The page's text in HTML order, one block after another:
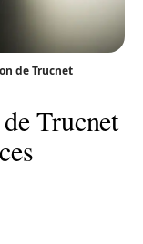
de Trucnet
Trucnet